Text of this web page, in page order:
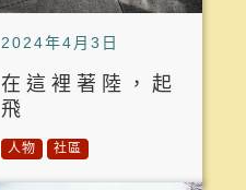
2024年4月3日
在這裡著陸，起
飛
人物 社區